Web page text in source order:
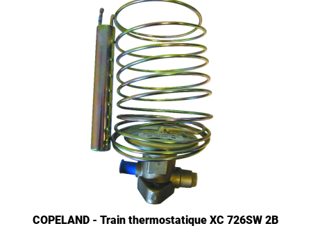
COPELAND - Train thermostatique XC 726SW 2B